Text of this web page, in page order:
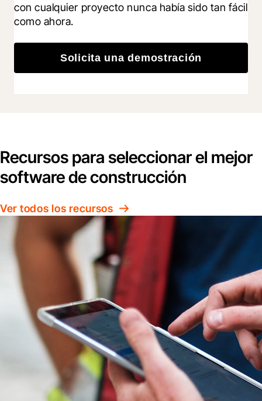
con cualquier proyecto nunca había sido tan fácil
como ahora.
Solicita una demostración
Recursos para seleccionar el mejor
software de construcción
Ver todos los recursos